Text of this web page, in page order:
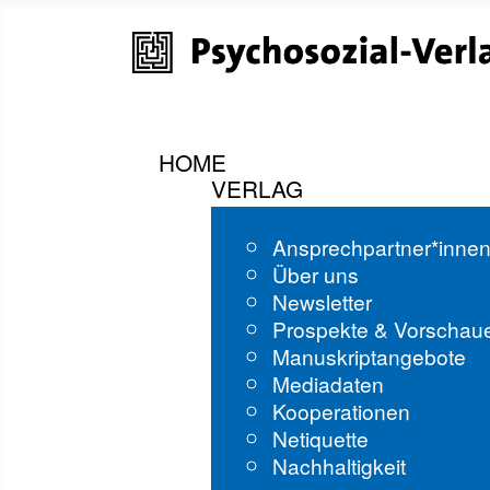
HOME
VERLAG
Über uns
Newsletter
Prospekte &
Manuskriptangebote
Mediadaten
Kooperationen
Netiquette
Nachhaltigkeit